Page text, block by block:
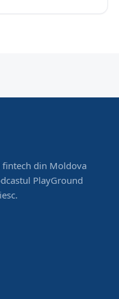
fintech din Moldova
PlayGround